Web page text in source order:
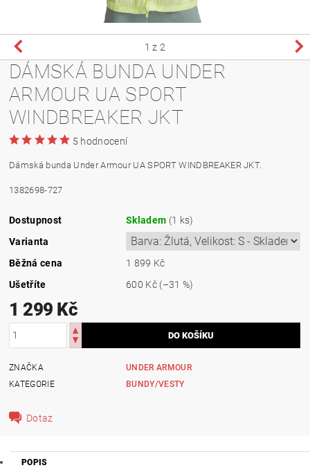
1 z 2
DÁMSKÁ BUNDA UNDER
ARMOUR UA SPORT
WINDBREAKER JKT
5 hodnocení
Dámská bunda Under Armour UA SPORT WINDBREAKER JKT.
1382698-727
Dostupnost Skladem (1 ks)
Varianta
Běžná cena
1 899 Kč
Ušetříte
600 Kč (–31 %)
1 299 Kč
ZNAČKA
UNDER ARMOUR
KATEGORIE
BUNDY/VESTY
Dotaz
POPIS